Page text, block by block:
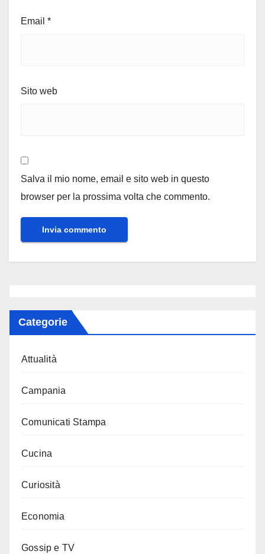
Email *
Sito web
Salva il mio nome, email e sito web in questo
browser per la prossima volta che commento.
Categorie
Attualità
Campania
Comunicati Stampa
Cucina
Curiosità
Economia
Gossip e TV